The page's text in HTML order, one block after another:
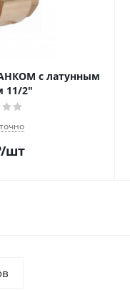
с латунным
11/2"
/шт